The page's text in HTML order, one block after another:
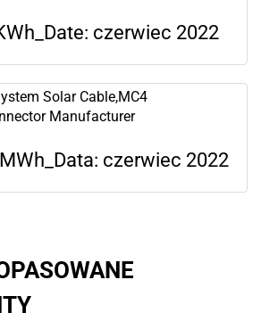
czerwiec 2022
czerwiec 2022